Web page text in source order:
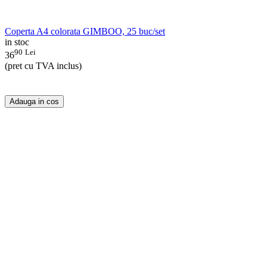
Coperta A4 colorata GIMBOO, 25 buc/set
in stoc
3690 Lei
(pret cu TVA inclus)
Adauga in cos